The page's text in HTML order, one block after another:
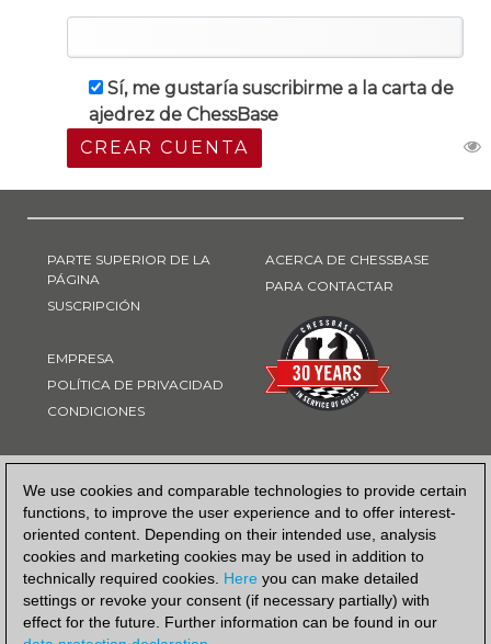
We use cookies and comparable technologies to provide certain
functions, to improve the user experience and to offer interest-
oriented content. Depending on their intended use, analysis
cookies and marketing cookies may be used in addition to
technically required cookies. Here you can make detailed
settings or revoke your consent (if necessary partially) with
effect for the future. Further information can be found in our
Sí, me gustaría suscribirme a la carta de
ajedrez de ChessBase
CREAR CUENTA
PARTE SUPERIOR DE LA
PÁGINA
SUSCRIPCIÓN
EMPRESA
POLÍTICA DE PRIVACIDAD
CONDICIONES
ACERCA DE CHESSBASE
PARA CONTACTAR
FORMA DE PAGO